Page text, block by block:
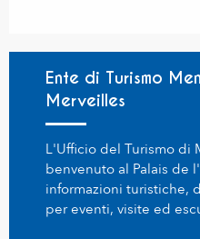
Ente di Turismo
Merveilles
L'Ufficio del Turismo di
benvenuto al Palais de
informazioni turistiche,
per eventi, visite ed